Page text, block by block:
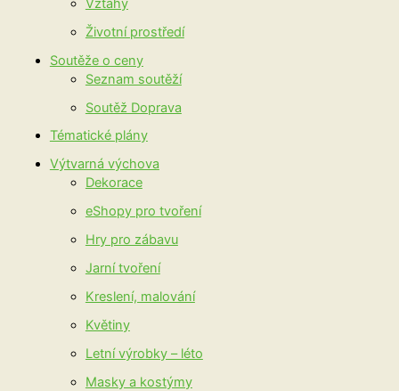
Vztahy
Životní prostředí
Soutěže o ceny
Seznam soutěží
Soutěž Doprava
Tématické plány
Výtvarná výchova
Dekorace
eShopy pro tvoření
Hry pro zábavu
Jarní tvoření
Kreslení, malování
Květiny
Letní výrobky – léto
Masky a kostýmy